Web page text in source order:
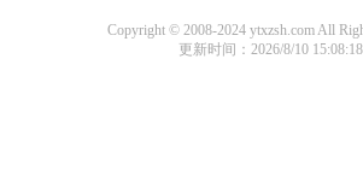
Copyright © 2008-2024 ytxzsh.com All
更新时间：2026/8/10 15:08:18